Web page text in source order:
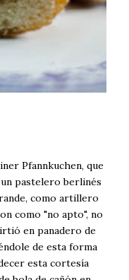
Pfannkuchen, que
un pastelero berlinés
como artillero
como "no apto", no
en panadero de
de esta forma
esta cortesía